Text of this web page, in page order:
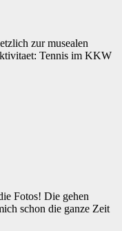
zur musealen
Tennis im KKW
Fotos! Die gehen
schon die ganze Zeit